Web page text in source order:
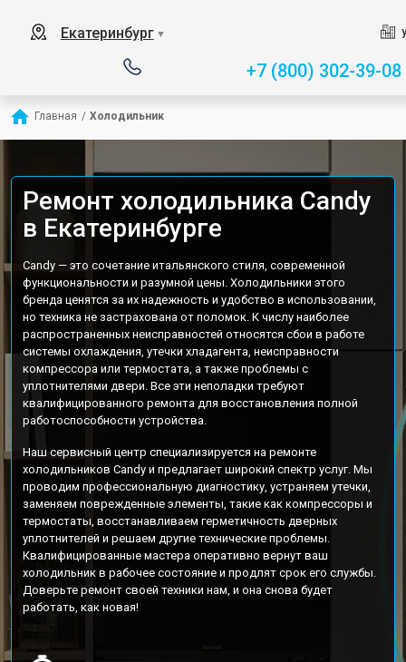
Екатеринбург ▼
+7 (800) 302-39-08
Главная / Холодильник
Ремонт холодильника Candy
в Екатеринбурге
Candy — это сочетание итальянского стиля, современной
функциональности и разумной цены. Холодильники этого
бренда ценятся за их надежность и удобство в использовании,
но техника не застрахована от поломок. К числу наиболее
распространенных неисправностей относятся сбои в работе
системы охлаждения, утечки хладагента, неисправности
компрессора или термостата, а также проблемы с
уплотнителями двери. Все эти неполадки требуют
квалифицированного ремонта для восстановления полной
работоспособности устройства.
Наш сервисный центр специализируется на ремонте
холодильников Candy и предлагает широкий спектр услуг. Мы
проводим профессиональную диагностику, устраняем утечки,
заменяем поврежденные элементы, такие как компрессоры и
термостаты, восстанавливаем герметичность дверных
уплотнителей и решаем другие технические проблемы.
Квалифицированные мастера оперативно вернут ваш
холодильник в рабочее состояние и продлят срок его службы.
Доверьте ремонт своей техники нам, и она снова будет
работать, как новая!